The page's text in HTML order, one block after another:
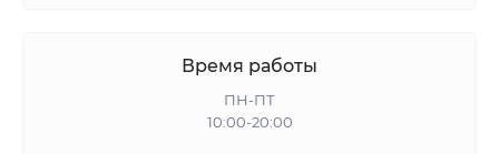
Время работы
ПН-ПТ
10:00-20:00